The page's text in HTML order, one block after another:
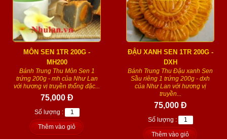
MÔN SEN 1TR 200G -
MH200
Bánh Trung Thu Môn Sen 1
trứng 200g - mh của Như Lan
với hương vị truyền thống đặc...
75,000 Đ
Số lượng :
Thêm vào giỏ
ĐẬU XANH SEN 1TR 200G -
DXH
Bánh Trung Thu Đậu xanh Sen
Sầu riêng 1 trứng 200g - dxh
của Như Lan với hương vị
truyền...
75,000 Đ
Số lượng :
Thêm vào giỏ